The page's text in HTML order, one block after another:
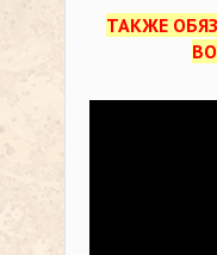
ТАКЖЕ